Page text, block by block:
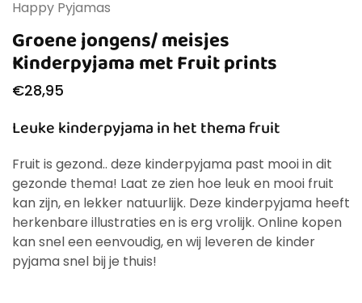
Happy Pyjamas
Groene jongens/ meisjes
Kinderpyjama met Fruit prints
€28,95
Leuke kinderpyjama in het thema fruit
Fruit is gezond.. deze kinderpyjama past mooi in dit
gezonde thema! Laat ze zien hoe leuk en mooi fruit
kan zijn, en lekker natuurlijk. Deze kinderpyjama heeft
herkenbare illustraties en is erg vrolijk. Online kopen
kan snel een eenvoudig, en wij leveren de kinder
pyjama snel bij je thuis!